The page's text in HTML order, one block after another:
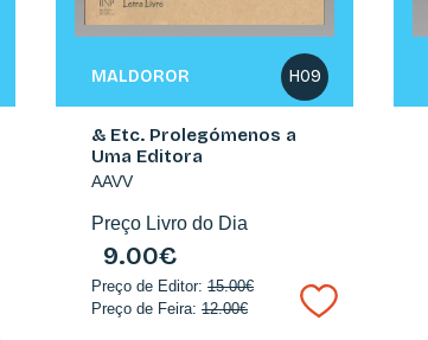
H09
MALDOROR
& Etc. Prolegómenos a
Uma Editora
AAVV
Preço Livro do Dia
9.00€
Preço de Editor: 15.00€
Preço de Feira: 12.00€